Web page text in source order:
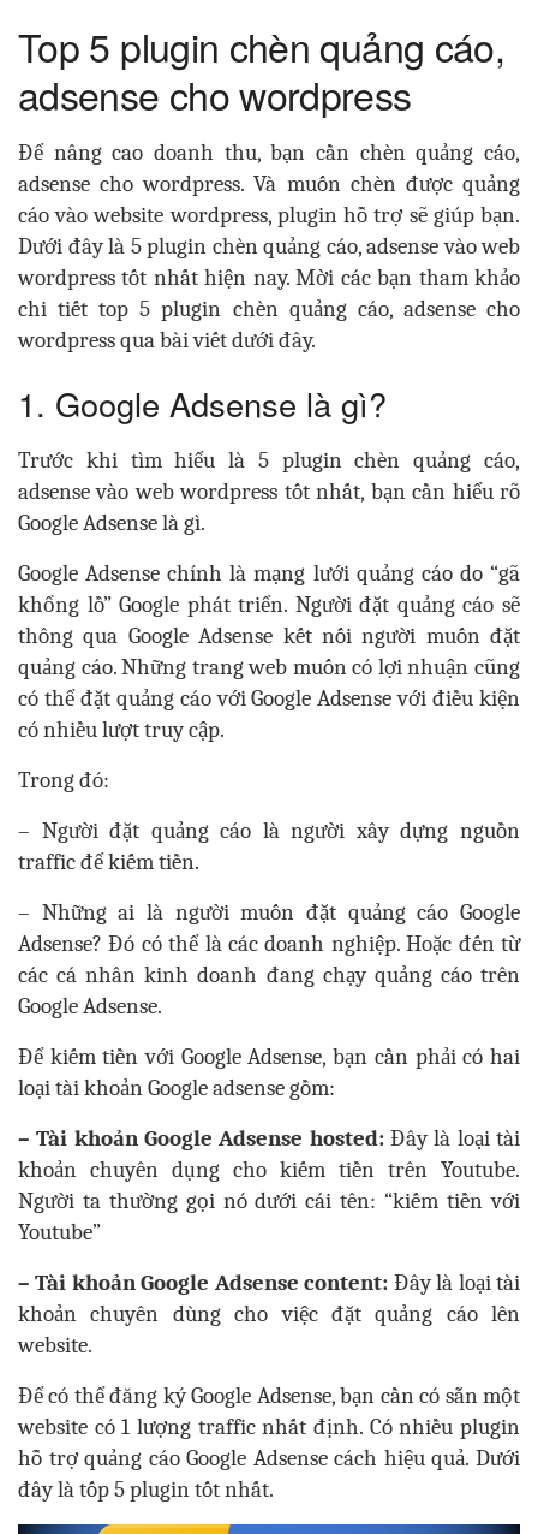
Top 5 plugin chèn quảng cáo,
adsense cho wordpress
Để nâng cao doanh thu, bạn cần chèn quảng cáo,
adsense cho wordpress. Và muốn chèn được quảng
cáo vào website wordpress, plugin hỗ trợ sẽ giúp bạn.
Dưới đây là 5 plugin chèn quảng cáo, adsense vào web
wordpress tốt nhất hiện nay. Mời các bạn tham khảo
chi tiết top 5 plugin chèn quảng cáo, adsense cho
wordpress qua bài viết dưới đây.
1. Google Adsense là gì?
Trước khi tìm hiểu là 5 plugin chèn quảng cáo,
adsense vào web wordpress tốt nhất, bạn cần hiểu rõ
Google Adsense là gì.
Google Adsense chính là mạng lưới quảng cáo do “gã
khổng lồ” Google phát triển. Người đặt quảng cáo sẽ
thông qua Google Adsense kết nối người muốn đặt
quảng cáo. Những trang web muốn có lợi nhuận cũng
có thể đặt quảng cáo với Google Adsense với điều kiện
có nhiều lượt truy cập.
Trong đó:
– Người đặt quảng cáo là người xây dựng nguồn
traffic để kiếm tiền.
– Những ai là người muốn đặt quảng cáo Google
Adsense? Đó có thể là các doanh nghiệp. Hoặc đến từ
các cá nhân kinh doanh đang chạy quảng cáo trên
Google Adsense.
Để kiếm tiền với Google Adsense, bạn cần phải có hai
loại tài khoản Google adsense gồm:
– Tài khoản Google Adsense hosted:Đây là loại tài
khoản chuyên dụng cho kiếm tiền trên Youtube.
Người ta thường gọi nó dưới cái tên: “kiếm tiền với
Youtube”
– Tài khoản Google Adsense content: Đây là loại tài
khoản chuyên dùng cho việc đặt quảng cáo lên
website.
Để có thể đăng ký Google Adsense, bạn cần có sẵn một
website có 1 lượng traffic nhất định. Có nhiều plugin
hỗ trợ quảng cáo Google Adsense cách hiệu quả. Dưới
đây là tốp 5 plugin tốt nhất.